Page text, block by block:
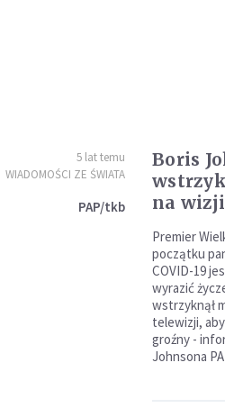
5 lat temu
WIADOMOŚCI ZE ŚWIATA
PAP/tkb
Boris
na wizji
Premier
początku
COVID-19
wyrazić
wstrzyknął
telewizji,
groźny -
Johnsona